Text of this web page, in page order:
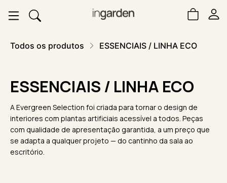
Todos os produtos ESSENCIAIS / LINHA ECO
ESSENCIAIS / LINHA ECO
A Evergreen Selection foi criada para tornar o design de
interiores com plantas artificiais acessível a todos. Peças
com qualidade de apresentação garantida, a um preço que
se adapta a qualquer projeto — do cantinho da sala ao
escritório.